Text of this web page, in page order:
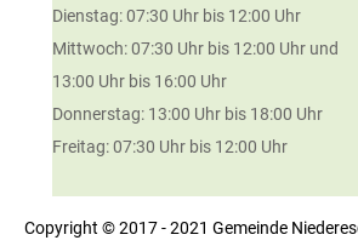
Dienstag: 07:30 Uhr bis 12:00 Uhr
Mittwoch: 07:30 Uhr bis 12:00 Uhr und
13:00 Uhr bis 16:00 Uhr
Donnerstag: 13:00 Uhr bis 18:00 Uhr
Freitag: 07:30 Uhr bis 12:00 Uhr
Copyright © 2017 - 2021 Gemeinde